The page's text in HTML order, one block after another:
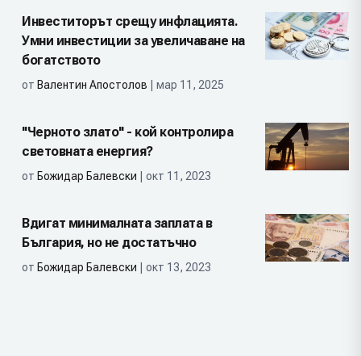
Инвеститорът срещу инфлацията.
Умни инвестиции за увеличаване на
богатството
от Валентин Апостолов | мар 11, 2025
"Черното злато" - кой контролира
световната енергия?
от Божидар Балевски | окт 11, 2023
Вдигат минималната заплата в
България, но не достатъчно
от Божидар Балевски | окт 13, 2023